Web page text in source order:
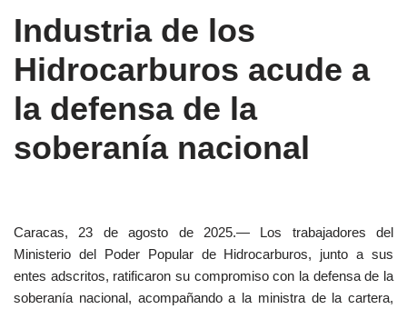
Industria de los
Hidrocarburos acude a
la defensa de la
soberanía nacional
Caracas, 23 de agosto de 2025.— Los trabajadores del
Ministerio del Poder Popular de Hidrocarburos, junto a sus
entes adscritos, ratificaron su compromiso con la defensa de la
soberanía nacional, acompañando a la ministra de la cartera,